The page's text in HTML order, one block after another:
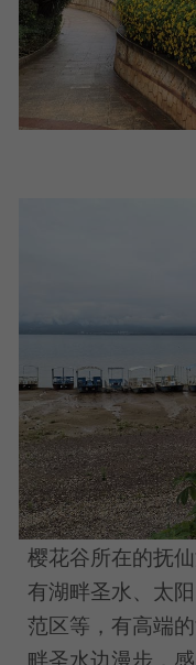
樱花谷所在的抚
有湖畔圣水、太
范区等，有高端
畔圣水边漫步，